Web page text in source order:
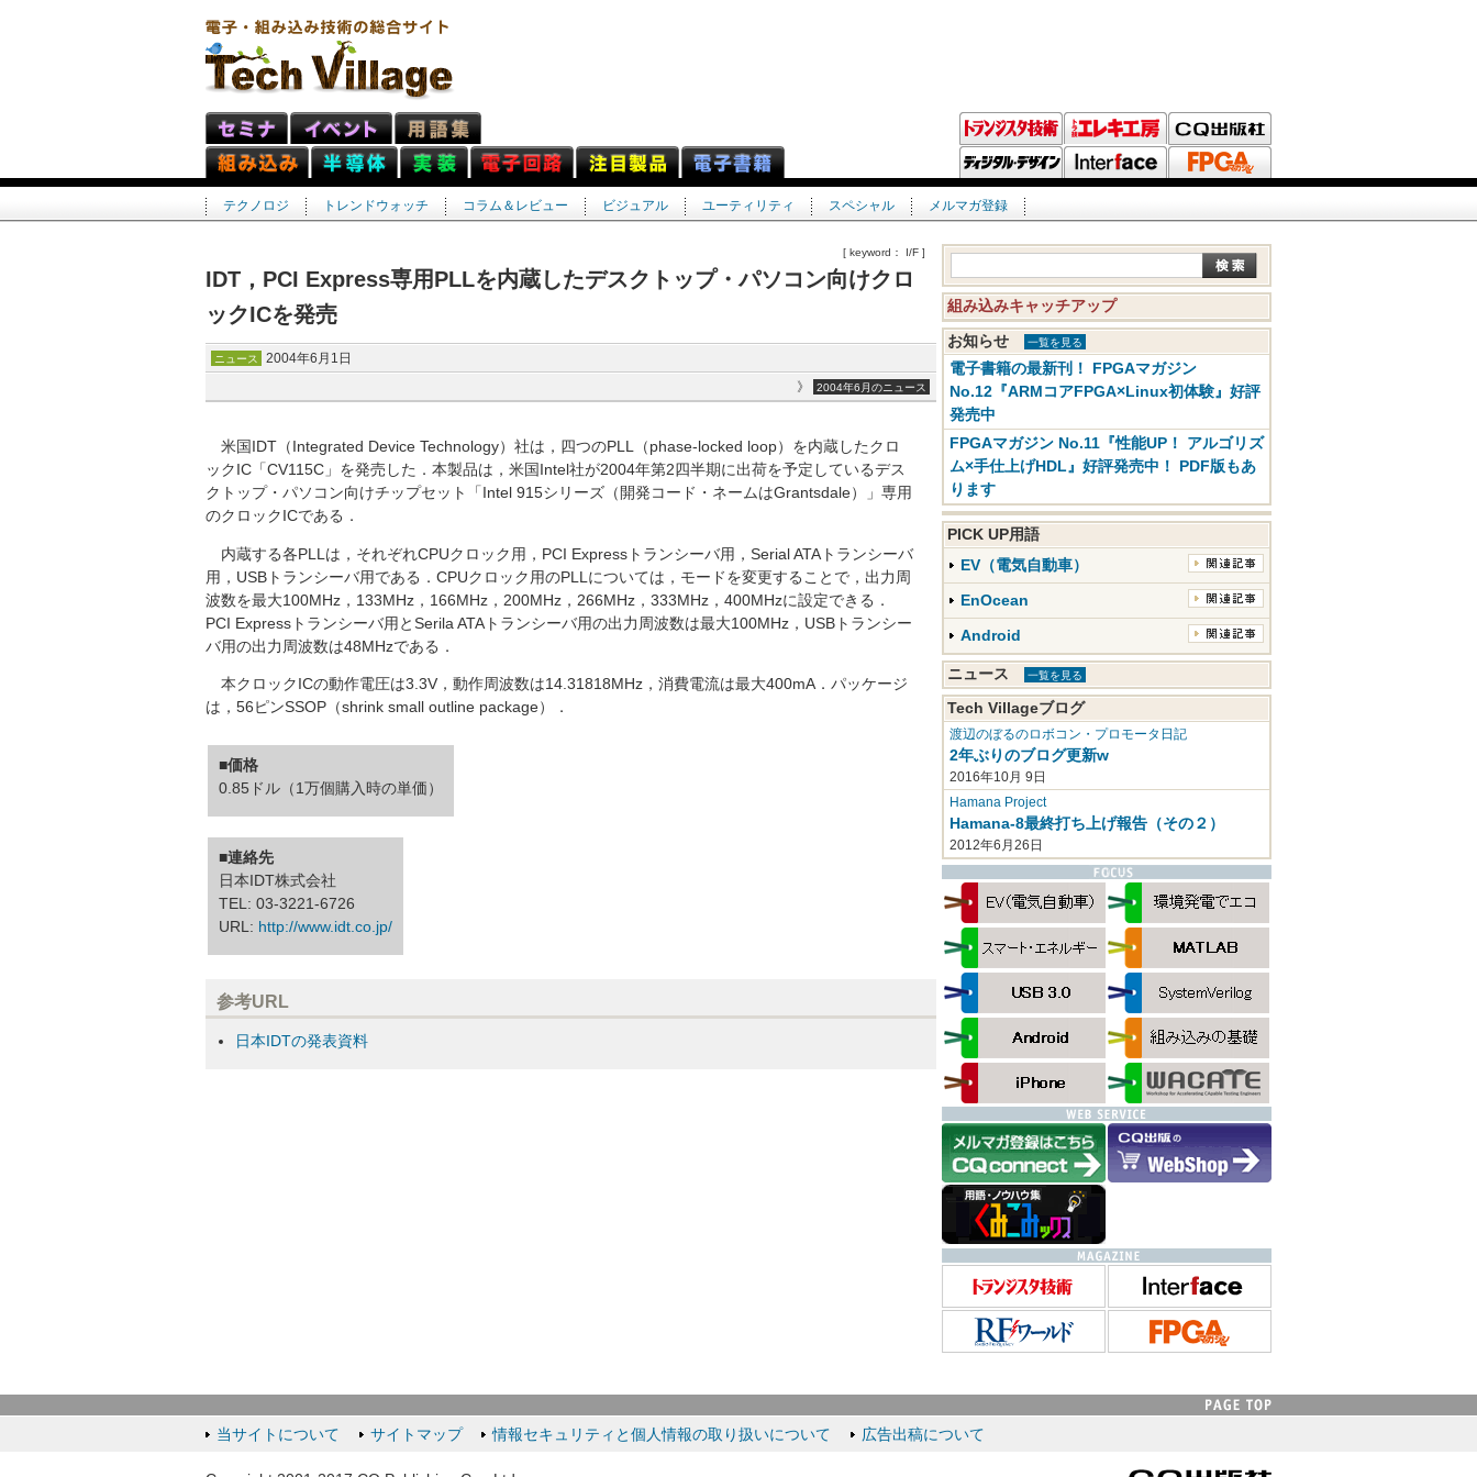
テクノロジ トレンドウォッチ コラム＆レビュー ビジュアル ユーティリティ スペシャル メルマガ登録
[ keyword： I/F ]
IDT，PCI Express専用PLLを内蔵したデスクトップ・パソコン向けクロ
ックICを発売
ニュース 2004年6月1日
》 2004年6月のニュース
米国IDT（Integrated Device Technology）社は，四つのPLL（phase-locked loop）を内蔵したクロ
ックIC「CV115C」を発売した．本製品は，米国Intel社が2004年第2四半期に出荷を予定しているデス
クトップ・パソコン向けチップセット「Intel 915シリーズ（開発コード・ネームはGrantsdale）」専用
のクロックICである．
内蔵する各PLLは，それぞれCPUクロック用，PCI Expressトランシーバ用，Serial ATAトランシーバ
用，USBトランシーバ用である．CPUクロック用のPLLについては，モードを変更することで，出力周
波数を最大100MHz，133MHz，166MHz，200MHz，266MHz，333MHz，400MHzに設定できる．
PCI Expressトランシーバ用とSerila ATAトランシーバ用の出力周波数は最大100MHz，USBトランシー
バ用の出力周波数は48MHzである．
本クロックICの動作電圧は3.3V，動作周波数は14.31818MHz，消費電流は最大400mA．パッケージ
は，56ピンSSOP（shrink small outline package）．
■価格
0.85ドル（1万個購入時の単価）
■連絡先
日本IDT株式会社
TEL: 03-3221-6726
URL: http://www.idt.co.jp/
参考URL
日本IDTの発表資料
組み込みキャッチアップ
お知らせ 一覧を見る
電子書籍の最新刊！ FPGAマガジン
No.12『ARMコアFPGA×Linux初体験』好評
発売中
FPGAマガジン No.11『性能UP！ アルゴリズ
ム×手仕上げHDL』好評発売中！ PDF版もあ
ります
PICK UP用語
EV（電気自動車）
EnOcean
Android
ニュース 一覧を見る
Tech Villageブログ
渡辺のぼるのロボコン・プロモータ日記
2年ぶりのブログ更新w
2016年10月 9日
Hamana Project
Hamana-8最終打ち上げ報告（その２）
2012年6月26日
当サイトについて サイトマップ 情報セキュリティと個人情報の取り扱いについて 広告出稿について